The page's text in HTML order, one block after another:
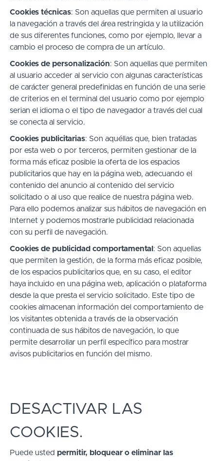
Cookies técnicas: Son aquellas que permiten al usuario
la navegación a través del área restringida y la utilización
de sus diferentes funciones, como por ejemplo, llevar a
cambio el proceso de compra de un artículo.
Cookies de personalización: Son aquellas que permiten
al usuario acceder al servicio con algunas características
de carácter general predefinidas en función de una serie
de criterios en el terminal del usuario como por ejemplo
serian el idioma o el tipo de navegador a través del cual
se conecta al servicio.
Cookies publicitarias: Son aquéllas que, bien tratadas
por esta web o por terceros, permiten gestionar de la
forma más eficaz posible la oferta de los espacios
publicitarios que hay en la página web, adecuando el
contenido del anuncio al contenido del servicio
solicitado o al uso que realice de nuestra página web.
Para ello podemos analizar sus hábitos de navegación en
Internet y podemos mostrarle publicidad relacionada
con su perfil de navegación.
Cookies de publicidad comportamental: Son aquellas
que permiten la gestión, de la forma más eficaz posible,
de los espacios publicitarios que, en su caso, el editor
haya incluido en una página web, aplicación o plataforma
desde la que presta el servicio solicitado. Este tipo de
cookies almacenan información del comportamiento de
los visitantes obtenida a través de la observación
continuada de sus hábitos de navegación, lo que
permite desarrollar un perfil específico para mostrar
avisos publicitarios en función del mismo.
DESACTIVAR LAS
COOKIES.
Puede usted permitir, bloquear o eliminar las